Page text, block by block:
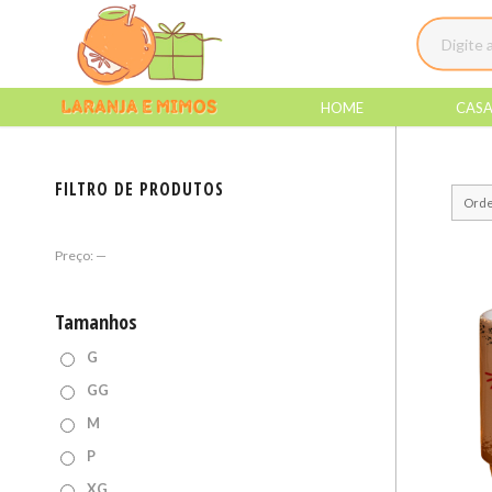
HOME
FILTRO DE PRODUTOS
Preço: —
Tamanhos
G
GG
M
P